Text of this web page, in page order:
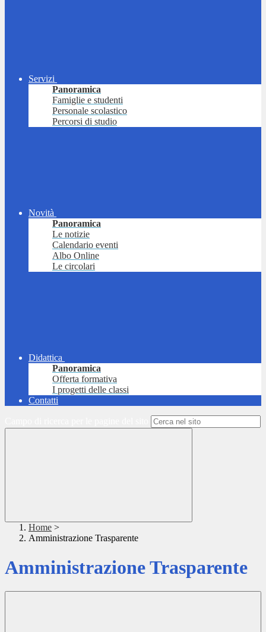
Servizi
Panoramica
Famiglie e studenti
Personale scolastico
Percorsi di studio
Novità
Panoramica
Le notizie
Calendario eventi
Albo Online
Le circolari
Didattica
Panoramica
Offerta formativa
I progetti delle classi
Contatti
Home >
Amministrazione Trasparente
Amministrazione Trasparente